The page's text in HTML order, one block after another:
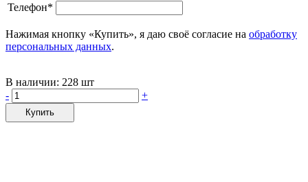
Телефон*
Нажимая кнопку «Купить», я даю своё согласие на обработку
персональных данных.
В наличии: 228 шт
-
+
Купить